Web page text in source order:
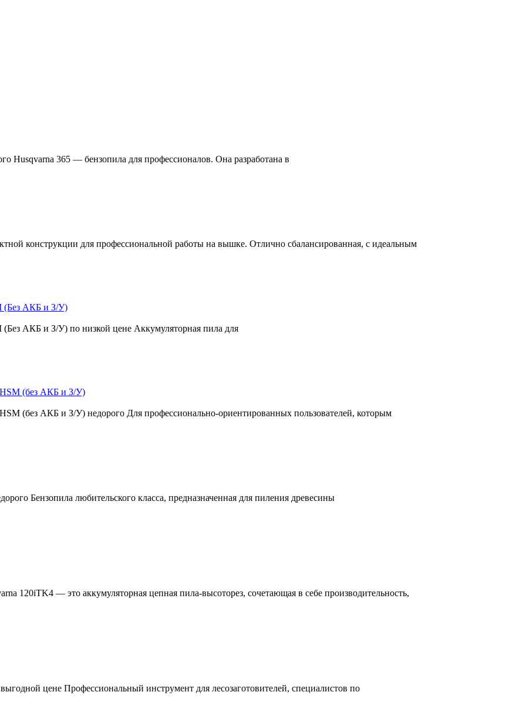
Husqvarna 365 — бензопила для профессионалов. Она разработана в
конструкции для профессиональной работы на вышке. Отлично сбалансированная, с идеальным
(Без АКБ и З/У)
АКБ и З/У) по низкой цене Аккумуляторная пила для
HSM (без АКБ и З/У)
(без АКБ и З/У) недорого Для профессионально-ориентированных пользователей, которым
Бензопила любительского класса, предназначенная для пиления древесины
120iTK4 — это аккумуляторная цепная пила-высоторез, сочетающая в себе производительность,
цене Профессиональный инструмент для лесозаготовителей, специалистов по